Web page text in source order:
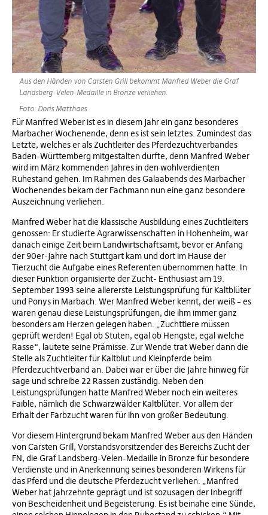
Aus den Händen von Carsten Grill bekommt Manfred Weber die Graf
Landsberg-Velen-Medaille in Bronze verliehen.
Foto: Doris Matthaes
Für Manfred Weber ist es in diesem Jahr ein ganz besonderes
Marbacher Wochenende, denn es ist sein letztes. Zumindest das
Letzte, welches er als Zuchtleiter des Pferdezuchtverbandes
Baden-Württemberg mitgestalten durfte, denn Manfred Weber
wird im März kommenden Jahres in den wohlverdienten
Ruhestand gehen. Im Rahmen des Galaabends des Marbacher
Wochenendes bekam der Fachmann nun eine ganz besondere
Auszeichnung verliehen.
Manfred Weber hat die klassische Ausbildung eines Zuchtleiters
genossen: Er studierte Agrarwissenschaften in Hohenheim, war
danach einige Zeit beim Landwirtschaftsamt, bevor er Anfang
der 90er-Jahre nach Stuttgart kam und dort im Hause der
Tierzucht die Aufgabe eines Referenten übernommen hatte. In
dieser Funktion organisierte der Zucht- Enthusiast am 19.
September 1993 seine allererste Leistungsprüfung für Kaltblüter
und Ponys in Marbach. Wer Manfred Weber kennt, der weiß – es
waren genau diese Leistungsprüfungen, die ihm immer ganz
besonders am Herzen gelegen haben. „Zuchttiere müssen
geprüft werden! Egal ob Stuten, egal ob Hengste, egal welche
Rasse“, lautete seine Prämisse. Zur Wende trat Weber dann die
Stelle als Zuchtleiter für Kaltblut und Kleinpferde beim
Pferdezuchtverband an. Dabei war er über die Jahre hinweg für
sage und schreibe 22 Rassen zuständig. Neben den
Leistungsprüfungen hatte Manfred Weber noch ein weiteres
Faible, nämlich die Schwarzwälder Kaltblüter. Vor allem der
Erhalt der Farbzucht waren für ihn von großer Bedeutung.
Vor diesem Hintergrund bekam Manfred Weber aus den Händen
von Carsten Grill, Vorstandsvorsitzender des Bereichs Zucht der
FN, die Graf Landsberg-Velen-Medaille in Bronze für besondere
Verdienste und in Anerkennung seines besonderen Wirkens für
das Pferd und die deutsche Pferdezucht verliehen. „Manfred
Weber hat Jahrzehnte geprägt und ist sozusagen der Inbegriff
von Bescheidenheit und Begeisterung. Es ist beinahe eine Sünde,